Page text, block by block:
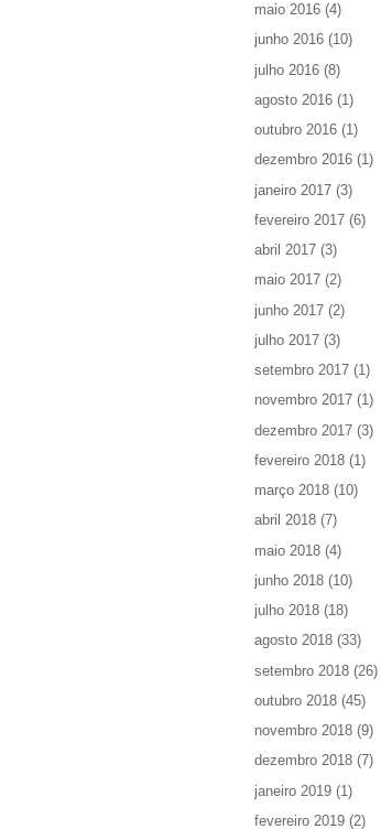
maio 2016 (4)
junho 2016 (10)
julho 2016 (8)
agosto 2016 (1)
outubro 2016 (1)
dezembro 2016 (1)
janeiro 2017 (3)
fevereiro 2017 (6)
abril 2017 (3)
maio 2017 (2)
junho 2017 (2)
julho 2017 (3)
setembro 2017 (1)
novembro 2017 (1)
dezembro 2017 (3)
fevereiro 2018 (1)
março 2018 (10)
abril 2018 (7)
maio 2018 (4)
junho 2018 (10)
julho 2018 (18)
agosto 2018 (33)
setembro 2018 (26)
outubro 2018 (45)
novembro 2018 (9)
dezembro 2018 (7)
janeiro 2019 (1)
fevereiro 2019 (2)